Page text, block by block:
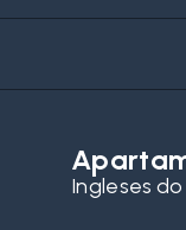
Ingleses